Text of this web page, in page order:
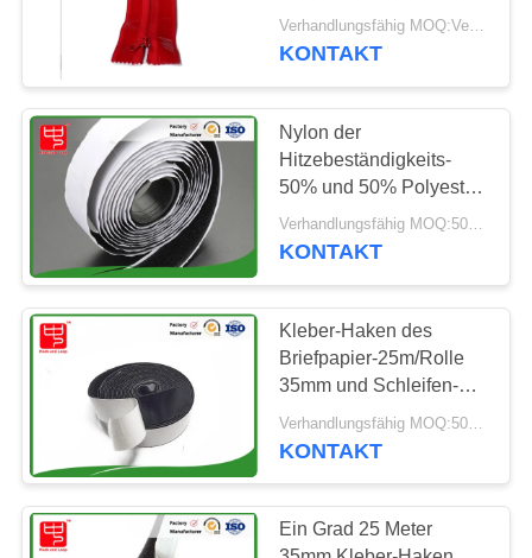
Haken-und
Schleifen-Alphabet-
Buchstaben
Haken-und
Schleifen-
Haarspangen
22
und Schleifen-Band
Verhandlungsfähig MOQ:Verhandlung
KONTAKT
Nylon der
Hitzebeständigkeits-
50% und 50% Polyester-
klebender Haken und
Schleifen-Band
Verhandlungsfähig MOQ:500 METER
KONTAKT
Kleber-Haken des
Briefpapier-25m/Rolle
35mm und Schleifen-
Band
KONTAKT
Ein Grad 25 Meter